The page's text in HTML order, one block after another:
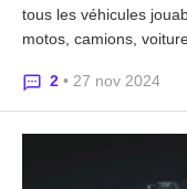
tous les véhicules
motos, camions,
2 • 27 nov 2024